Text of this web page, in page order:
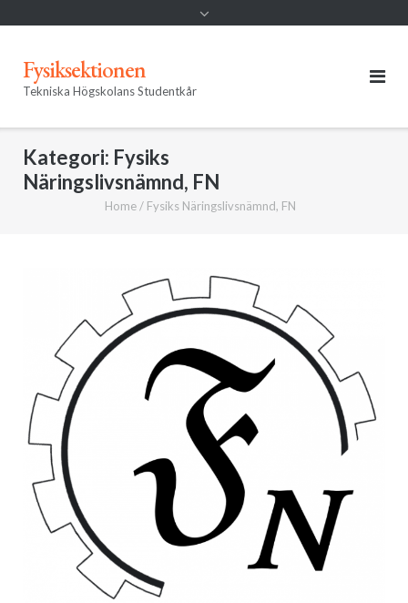
Fysiksektionen
Tekniska Högskolans Studentkår
Kategori: Fysiks
Näringslivsnämnd, FN
Home/ Fysiks Näringslivsnämnd, FN